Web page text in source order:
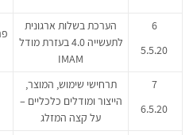
6
5.5.20
הערכת בשלות ארגונית
לתעשייה 4.0 בעזרת מודל
IMAM
7
6.5.20
תרחישי שימוש, המוצר,
הייצור ומודלים כלכליים –
על קצה המזלג